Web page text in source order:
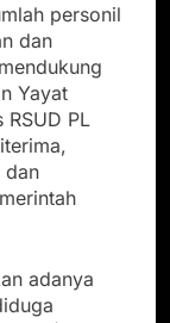
personil
dan
Yayat
PL
dan
adanya